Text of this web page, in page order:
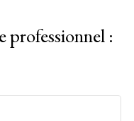
professionnel :